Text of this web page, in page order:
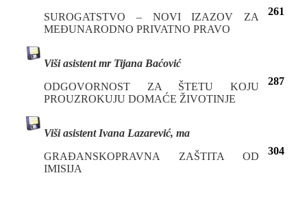
SUROGATSTVO – NOVI IZAZOV ZA
MEĐUNARODNO PRIVATNO PRAVO
261
Viši asistent mr Tijana Baćović
ODGOVORNOST ZA ŠTETU KOJU
PROUZROKUJU DOMAĆE ŽIVOTINJE
287
Viši asistent Ivana Lazarević, ma
GRAĐANSKOPRAVNA ZAŠTITA OD
IMISIJA
304